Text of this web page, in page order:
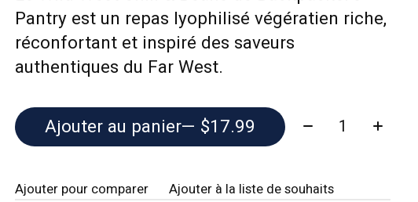
Pantry est un repas lyophilisé végératien riche,
réconfortant et inspiré des saveurs
authentiques du Far West.
Ajouter au panier — $17.99 Quantité:
Ajouter pour comparer Ajouter à la liste de souhaits